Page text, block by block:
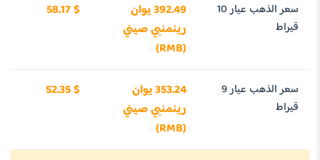
سعر الذهب عيار 10
قيراط
392.49 يوان
رينمنبي صيني
(RMB)
58.17 $
سعر الذهب عيار 9
قيراط
353.24 يوان
رينمنبي صيني
(RMB)
52.35 $